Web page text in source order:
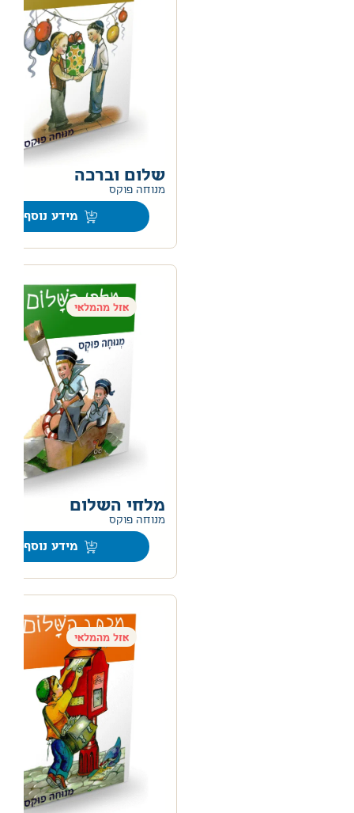
שלום וברכה
מנוחה פוקס
מידע נוסף
אזל מהמלאי
מלחי השלום
מנוחה פוקס
מידע נוסף
אזל מהמלאי